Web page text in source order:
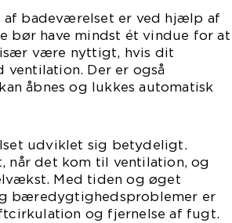
badeværelset er ved hjælp af
bør have mindst ét vindue for at
være nyttigt, hvis dit
Der er også
åbnes og lukkes automatisk
udviklet sig betydeligt.
når det kom til ventilation, og
Med tiden og øget
bæredygtighedsproblemer er
og fjernelse af fugt.